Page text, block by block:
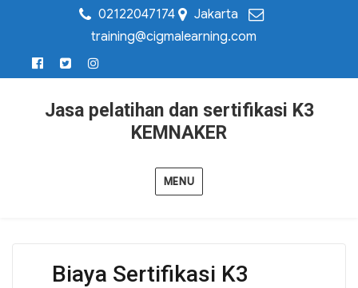
02122047174
Jakarta
training@cigmalearning.com
Jasa pelatihan dan sertifikasi K3
KEMNAKER
MENU
Biaya Sertifikasi K3